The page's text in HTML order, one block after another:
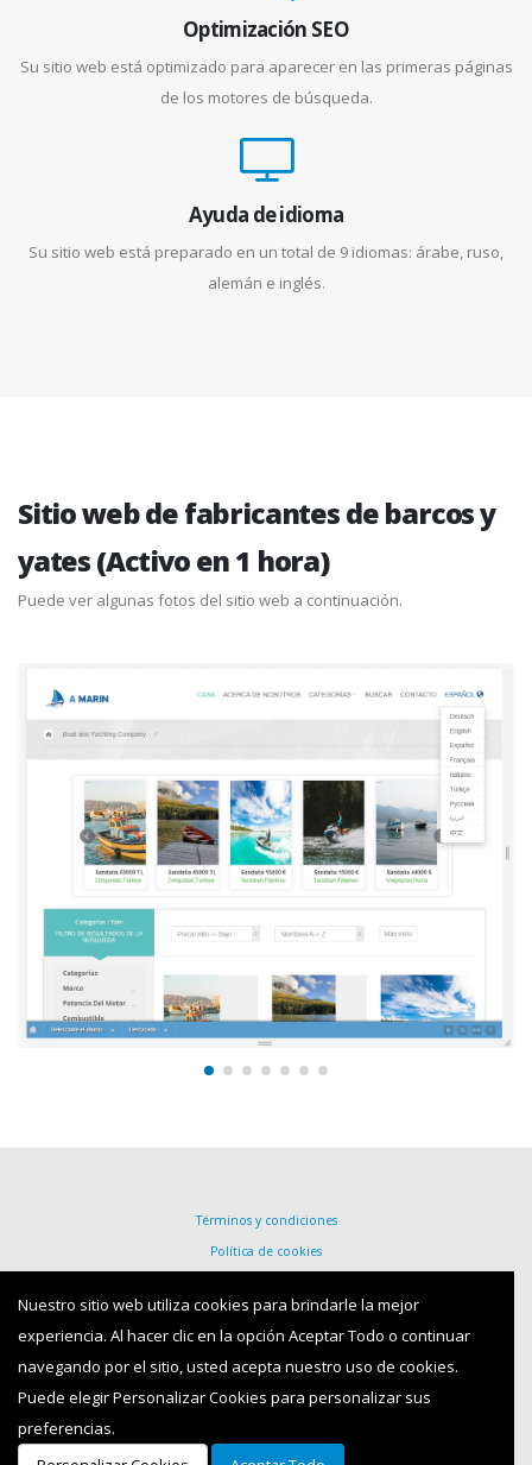
Optimización SEO
Su sitio web está optimizado para aparecer en las primeras páginas
de los motores de búsqueda.
Ayuda de idioma
Su sitio web está preparado en un total de 9 idiomas: árabe, ruso,
alemán e inglés.
Sitio web de fabricantes de barcos y
yates (Activo en 1 hora)
Puede ver algunas fotos del sitio web a continuación.
Términos y condiciones
Política de cookies
Política de reembolso
Política de privacidad
iBT- Tecnologías de la información de Internet -Texto Luminoso para la
Protección de Datos Personales
Nuestro sitio web utiliza cookies para brindarle la mejor
experiencia. Al hacer clic en la opción Aceptar Todo o continuar
navegando por el sitio, usted acepta nuestro uso de cookies.
Puede elegir Personalizar Cookies para personalizar sus
preferencias.